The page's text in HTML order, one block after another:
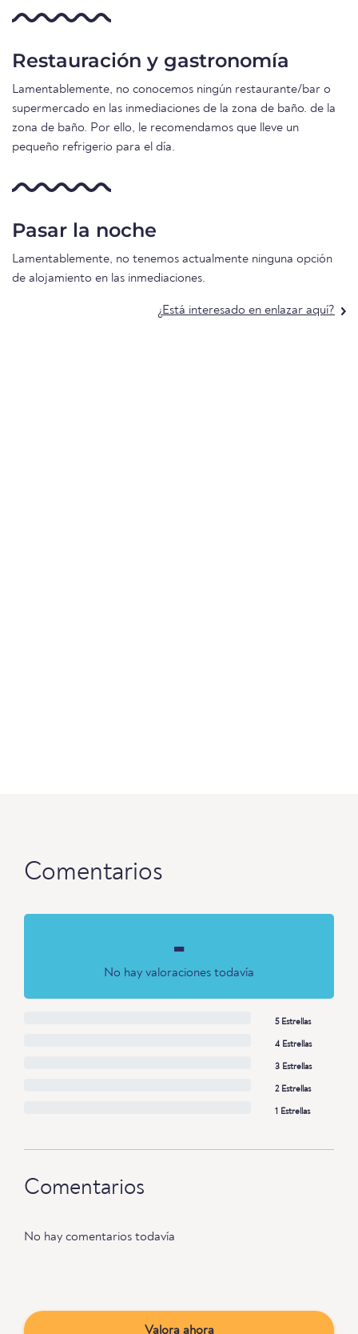
Restauración y gastronomía
Lamentablemente, no conocemos ningún restaurante/bar o
supermercado en las inmediaciones de la zona de baño. de la
zona de baño. Por ello, le recomendamos que lleve un
pequeño refrigerio para el día.
Pasar la noche
Lamentablemente, no tenemos actualmente ninguna opción
de alojamiento en las inmediaciones.
¿Está interesado en enlazar aquí?
Comentarios
-
No hay valoraciones todavía
5 Estrellas
4 Estrellas
3 Estrellas
2 Estrellas
1 Estrellas
Comentarios
No hay comentarios todavía
Valora ahora